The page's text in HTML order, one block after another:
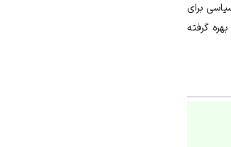
برای
گرفته